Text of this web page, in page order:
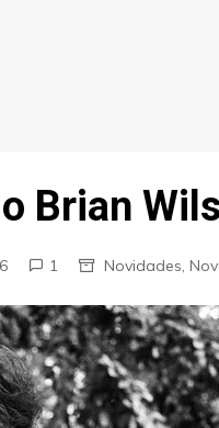
Brian
1 Novidades,